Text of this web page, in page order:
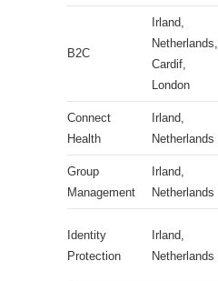
B2C
Irland,
Netherlands,
Cardif,
London
Connect
Health
Irland,
Netherlands
Group
Management
Irland,
Netherlands
Identity
Protection
Irland,
Netherlands